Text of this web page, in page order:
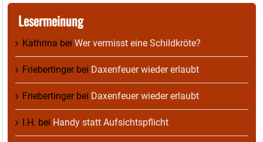
Lesermeinung
Kathrina bei Wer vermisst eine Schildkröte?
Friebertingerbei Daxenfeuer wieder erlaubt
Friebertingerbei Daxenfeuer wieder erlaubt
I.H. bei Handy statt Aufsichtspflicht